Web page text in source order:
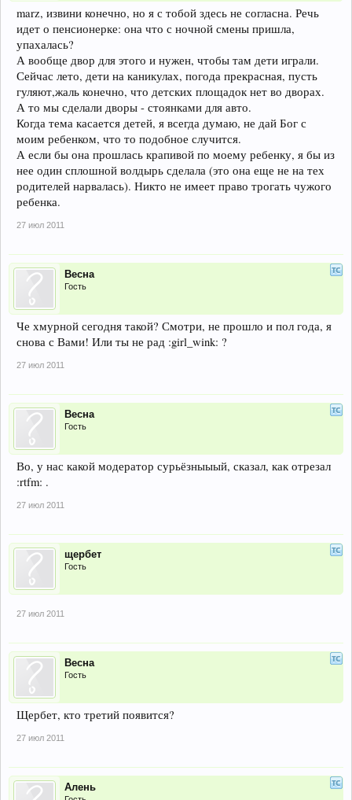
marz, извини конечно, но я с тобой здесь не согласна. Речь
идет о пенсионерке: она что с ночной смены пришла,
упахалась?
А вообще двор для этого и нужен, чтобы там дети играли.
Сейчас лето, дети на каникулах, погода прекрасная, пусть
гуляют,жаль конечно, что детских площадок нет во дворах.
А то мы сделали дворы - стоянками для авто.
Когда тема касается детей, я всегда думаю, не дай Бог с
моим ребенком, что то подобное случится.
А если бы она прошлась крапивой по моему ребенку, я бы из
нее один сплошной волдырь сделала (это она еще не на тех
родителей нарвалась). Никто не имеет право трогать чужого
ребенка.
27 июл 2011
Весна
Гость
Че хмурной сегодня такой? Смотри, не прошло и пол года, я
снова с Вами! Или ты не рад :girl_wink: ?
27 июл 2011
Весна
Гость
Во, у нас какой модератор сурьёзныыый, сказал, как отрезал
:rtfm: .
27 июл 2011
щербет
Гость
27 июл 2011
Весна
Гость
Щербет, кто третий появится?
27 июл 2011
Алень